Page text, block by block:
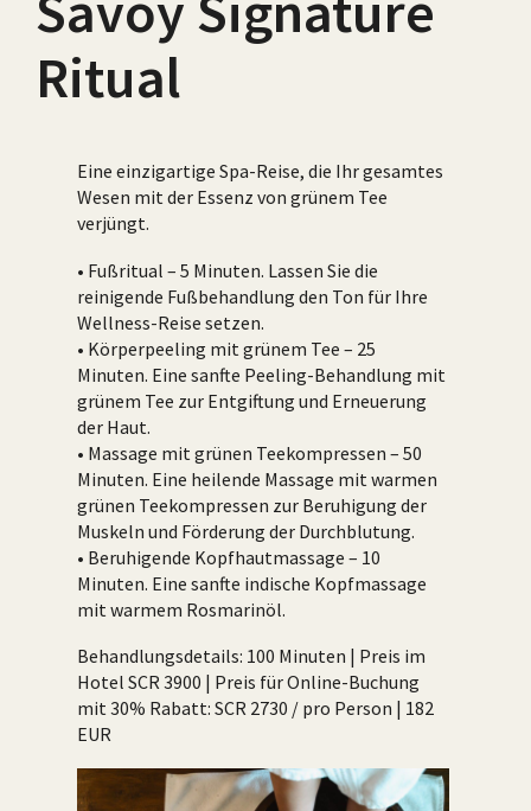
Ritual
Eine einzigartige Spa-Reise, die Ihr gesamtes
Wesen mit der Essenz von grünem Tee
verjüngt.
• Fußritual – 5 Minuten. Lassen Sie die
reinigende Fußbehandlung den Ton für Ihre
Wellness-Reise setzen.
• Körperpeeling mit grünem Tee – 25
Minuten. Eine sanfte Peeling-Behandlung mit
grünem Tee zur Entgiftung und Erneuerung
der Haut.
• Massage mit grünen Teekompressen – 50
Minuten. Eine heilende Massage mit warmen
grünen Teekompressen zur Beruhigung der
Muskeln und Förderung der Durchblutung.
• Beruhigende Kopfhautmassage – 10
Minuten. Eine sanfte indische Kopfmassage
mit warmem Rosmarinöl.
Behandlungsdetails: 100 Minuten | Preis im
Hotel SCR 3900 | Preis für Online-Buchung
mit 30% Rabatt: SCR 2730 / pro Person | 182
EUR